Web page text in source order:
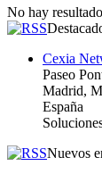
No hay
Cexia
Paseo
Madrid,
España
Nuevos